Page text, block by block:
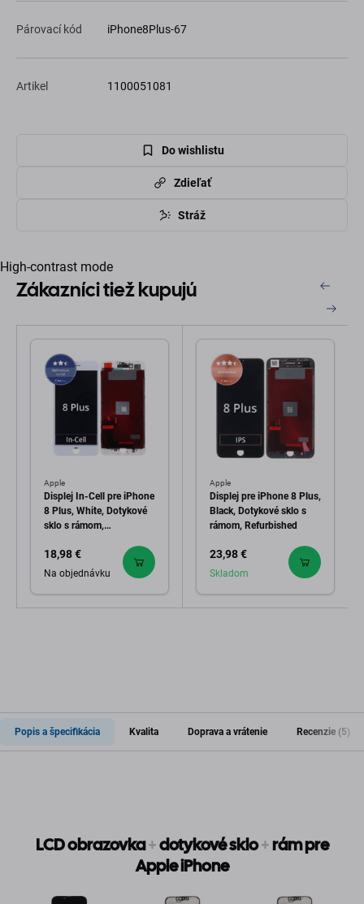
Párovací kód iPhone8Plus-67
Artikel 1100051081
Do wishlistu
Zdieľať
Stráž
High-contrast mode
Zákazníci tiež kupujú
Apple
Displej In-Cell pre iPhone
8 Plus, White, Dotykové
sklo s rámom,
18,98 €
Na objednávku
Apple
Displej pre iPhone 8 Plus,
Black, Dotykové sklo s
rámom, Refurbished
23,98 €
Skladom
Popis a špecifikácia Kvalita Doprava a vrátenie Recenzie (5)
LCD obrazovka+dotykové sklo+rám pre
Apple iPhone